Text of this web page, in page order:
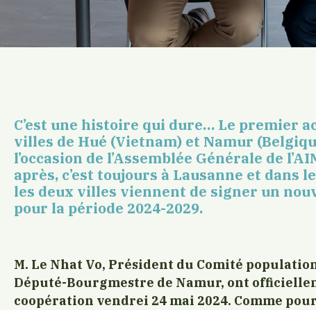
C’est une histoire qui dure… Le premier
villes de Hué (Vietnam) et Namur
l’occasion de l’Assemblée Générale de
après, c’est toujours à Lausanne et dans
les deux villes viennent de signer un
pour la période 2024-2029.
M. Le Nhat Vo, Président du Comité
Député-Bourgmestre de Namur, ont
coopération vendrei 24 mai 2024. Comme